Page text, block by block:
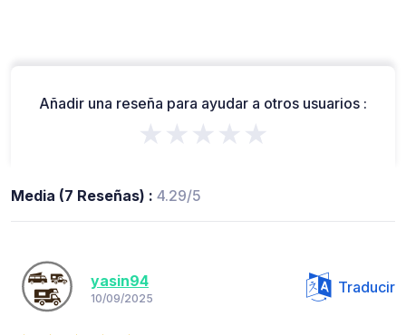
Añadir una reseña para ayudar a otros usuarios :
★★★★★
Media (7 Reseñas) : 4.29/5
yasin94
10/09/2025
Traducir